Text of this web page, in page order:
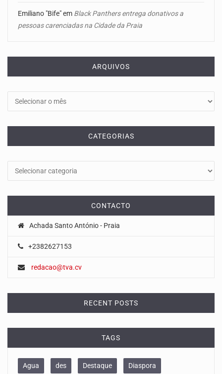
Emiliano "Bife"em Black Panthers entrega donativos a
pessoas carenciadas na Cidade da Praia
ARQUIVOS
CATEGORIAS
CONTACTO
Achada Santo António - Praia
+2382627153
redacao@tva.cv
RECENT POSTS
TAGS
Agua des Destaque Diaspora